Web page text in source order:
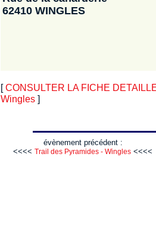
62410 WINGLES
[CONSULTER LA FICHE
Wingles ]
évènement précédent :
<<<< Trail des Pyramides - Wingles <<<<